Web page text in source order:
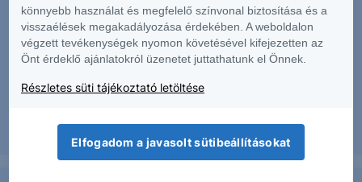
Az elmúlt napokban a várakozásainknak megfelelő
mozgást láttunk a piacon. A támaszzóna útját állta az
esésnek, éles fordulat következett be, mely elérte az
elsődleges célárat, sőt jelentősen túl is futott rajta.
2024. június 11.
könnyebb használat és megfelelő színvonal biztosítása és a
visszaélések megakadályozása érdekében. A weboldalon
végzett tevékenységek nyomon követésével kifejezetten az
Önt érdeklő ajánlatokról üzenetet juttathatunk el Önnek.
Részletes süti tájékoztató letöltése
Elfogadom a javasolt sütibeállításokat